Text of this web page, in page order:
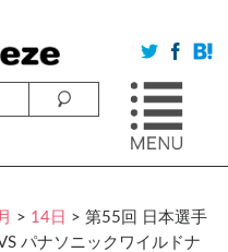
> 14日 > 第55回 日本選手
パナソニックワイルドナ